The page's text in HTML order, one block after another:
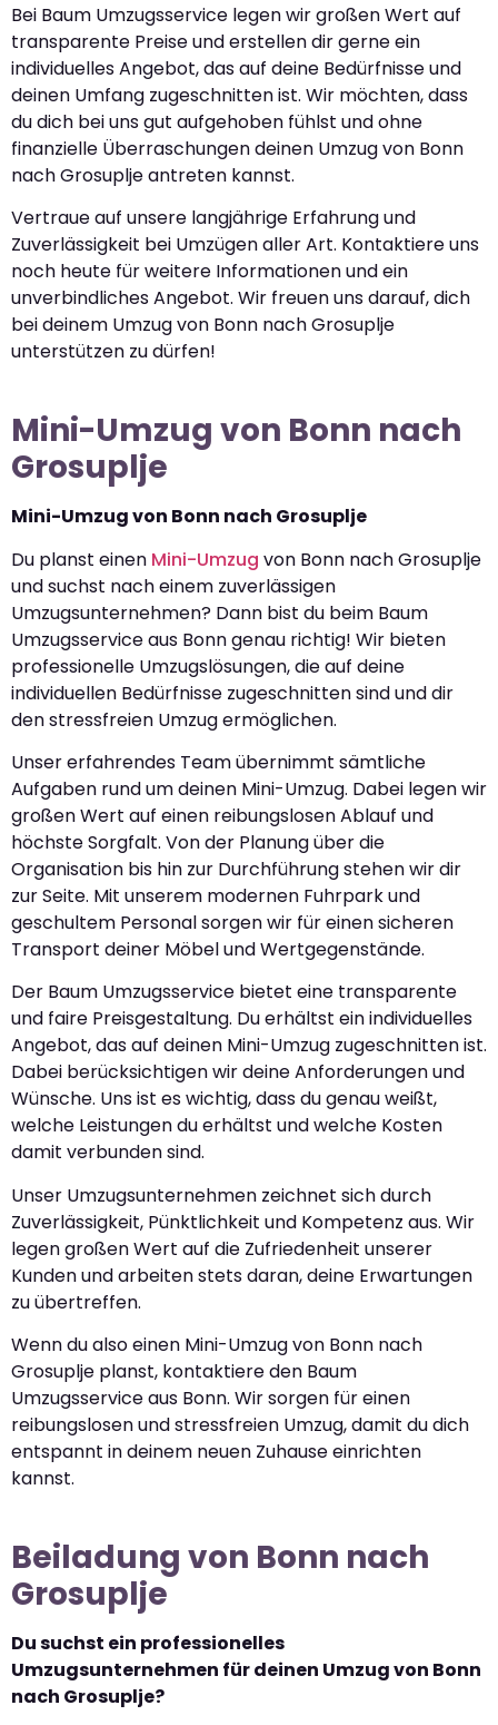
Bei Baum Umzugsservice legen wir großen Wert auf
transparente Preise und erstellen dir gerne ein
individuelles Angebot, das auf deine Bedürfnisse und
deinen Umfang zugeschnitten ist. Wir möchten, dass
du dich bei uns gut aufgehoben fühlst und ohne
finanzielle Überraschungen deinen Umzug von Bonn
nach Grosuplje antreten kannst.
Vertraue auf unsere langjährige Erfahrung und
Zuverlässigkeit bei Umzügen aller Art. Kontaktiere uns
noch heute für weitere Informationen und ein
unverbindliches Angebot. Wir freuen uns darauf, dich
bei deinem Umzug von Bonn nach Grosuplje
unterstützen zu dürfen!
Mini-Umzug von Bonn nach
Grosuplje
Mini-Umzug von Bonn nach Grosuplje
Du planst einen Mini-Umzug von Bonn nach Grosuplje
und suchst nach einem zuverlässigen
Umzugsunternehmen? Dann bist du beim Baum
Umzugsservice aus Bonn genau richtig! Wir bieten
professionelle Umzugslösungen, die auf deine
individuellen Bedürfnisse zugeschnitten sind und dir
den stressfreien Umzug ermöglichen.
Unser erfahrendes Team übernimmt sämtliche
Aufgaben rund um deinen Mini-Umzug. Dabei legen wir
großen Wert auf einen reibungslosen Ablauf und
höchste Sorgfalt. Von der Planung über die
Organisation bis hin zur Durchführung stehen wir dir
zur Seite. Mit unserem modernen Fuhrpark und
geschultem Personal sorgen wir für einen sicheren
Transport deiner Möbel und Wertgegenstände.
Der Baum Umzugsservice bietet eine transparente
und faire Preisgestaltung. Du erhältst ein individuelles
Angebot, das auf deinen Mini-Umzug zugeschnitten ist.
Dabei berücksichtigen wir deine Anforderungen und
Wünsche. Uns ist es wichtig, dass du genau weißt,
welche Leistungen du erhältst und welche Kosten
damit verbunden sind.
Unser Umzugsunternehmen zeichnet sich durch
Zuverlässigkeit, Pünktlichkeit und Kompetenz aus. Wir
legen großen Wert auf die Zufriedenheit unserer
Kunden und arbeiten stets daran, deine Erwartungen
zu übertreffen.
Wenn du also einen Mini-Umzug von Bonn nach
Grosuplje planst, kontaktiere den Baum
Umzugsservice aus Bonn. Wir sorgen für einen
reibungslosen und stressfreien Umzug, damit du dich
entspannt in deinem neuen Zuhause einrichten
kannst.
Beiladung von Bonn nach
Grosuplje
Du suchst ein professionelles
Umzugsunternehmen für deinen Umzug von Bonn
nach Grosuplje?